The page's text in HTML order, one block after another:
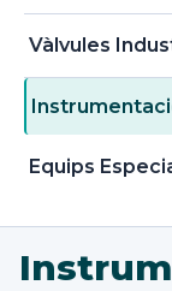
Vàlvules
Equips